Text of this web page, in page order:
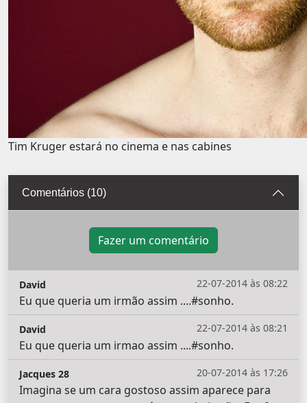
Tim Kruger estará no cinema e nas cabines
Comentários (10)
Fazer um comentário
22-07-2014 às 08:22
David
Eu que queria um irmão assim ....#sonho.
22-07-2014 às 08:21
David
Eu que queria um irmao assim ....#sonho.
20-07-2014 às 17:26
Jacques 28
Imagina se um cara gostoso assim aparece para